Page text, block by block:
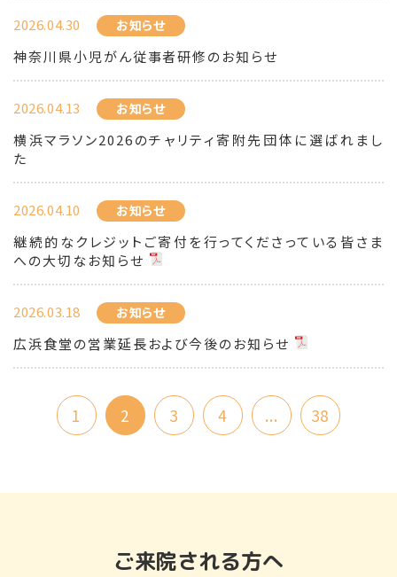
2026.04.30 お知らせ
神奈川県小児がん従事者研修のお知らせ
2026.04.13 お知らせ
横浜マラソン2026のチャリティ寄附先団体に選ばれまし
た
2026.04.10 お知らせ
継続的なクレジットご寄付を行ってくださっている皆さま
への大切なお知らせ
2026.03.18 お知らせ
広浜食堂の営業延長および今後のお知らせ
1 2 3 4 ... 38
ご来院される方へ